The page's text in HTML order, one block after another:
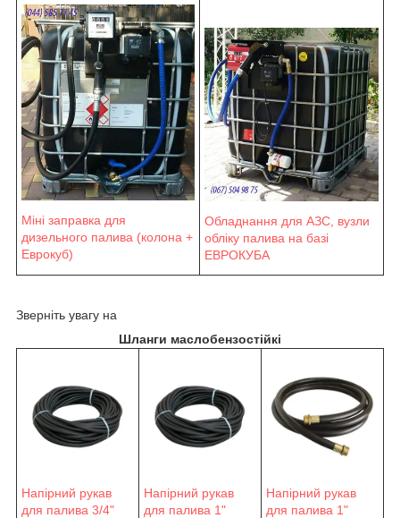
Міні заправка для
дизельного палива (колона +
Еврокуб)
Обладнання для АЗС, вузли
обліку палива на базі
ЕВРОКУБА
Зверніть увагу на
Шланги маслобензостійкі
Напірний рукав
для палива 3/4"
Напірний рукав
для палива 1"
Напірний рукав
для палива 1"